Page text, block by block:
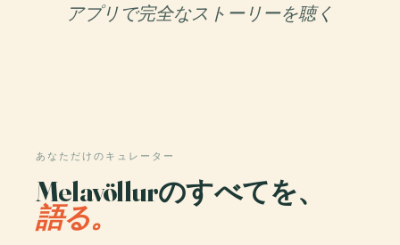
アプリで完全なストーリーを聴く
あなただけのキュレーター
Melavöllurのすべてを、
語る。